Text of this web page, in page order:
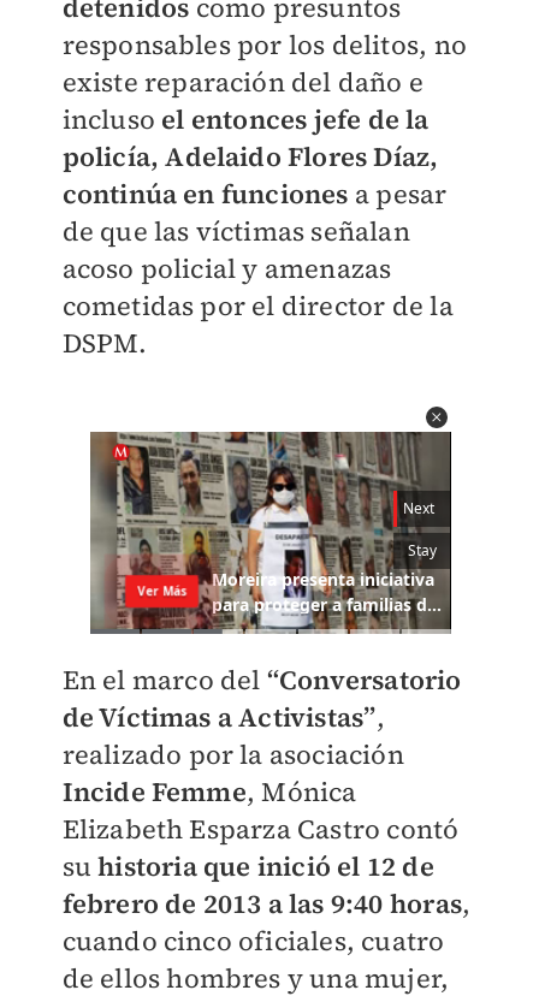
detenidos como presuntos
responsables por los delitos, no
existe reparación del daño e
incluso el entonces jefe de la
policía, Adelaido Flores Díaz,
continúa en funciones a pesar
de que las víctimas señalan
acoso policial y amenazas
cometidas por el director de la
DSPM.
En el marco del “Conversatorio
de Víctimas a Activistas”,
realizado por la asociación
Incide Femme, Mónica
Elizabeth Esparza Castro contó
suhistoria que inició el 12 de
febrero de 2013 a las 9:40 horas,
cuando cinco oficiales, cuatro
de ellos hombres y una mujer,